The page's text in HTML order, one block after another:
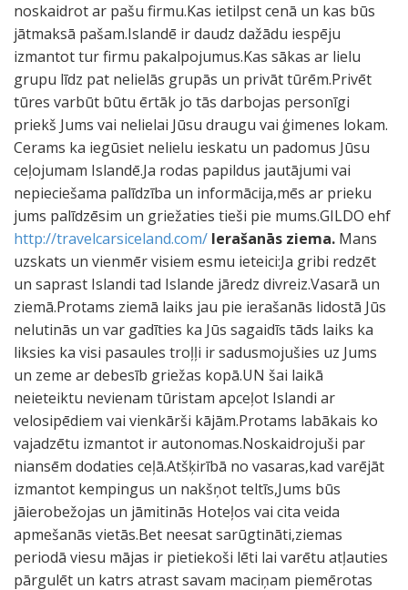
noskaidrot ar pašu firmu.Kas ietilpst cenā un kas būs
jātmaksā pašam.Islandē ir daudz dažādu iespēju
izmantot tur firmu pakalpojumus.Kas sākas ar lielu
grupu līdz pat nelielās grupās un privāt tūrēm.Privēt
tūres varbūt būtu ērtāk jo tās darbojas personīgi
priekš Jums vai nelielai Jūsu draugu vai ģimenes lokam.
Cerams ka iegūsiet nelielu ieskatu un padomus Jūsu
ceļojumam Islandē.Ja rodas papildus jautājumi vai
nepieciešama palīdzība un informācija,mēs ar prieku
jums palīdzēsim un griežaties tieši pie mums.GILDO ehf
http://travelcarsiceland.com/ Ierašanās ziema. Mans
uzskats un vienmēr visiem esmu ieteici:Ja gribi redzēt
un saprast Islandi tad Islande jāredz divreiz.Vasarā un
ziemā.Protams ziemā laiks jau pie ierašanās lidostā Jūs
nelutinās un var gadīties ka Jūs sagaidīs tāds laiks ka
liksies ka visi pasaules troļļi ir sadusmojušies uz Jums
un zeme ar debesīb griežas kopā.UN šai laikā
neieteiktu nevienam tūristam apceļot Islandi ar
velosipēdiem vai vienkārši kājām.Protams labākais ko
vajadzētu izmantot ir autonomas.Noskaidrojuši par
niansēm dodaties ceļā.Atšķirībā no vasaras,kad varējāt
izmantot kempingus un nakšņot teltīs,Jums būs
jāierobežojas un jāmitinās Hoteļos vai cita veida
apmešanās vietās.Bet neesat sarūgtināti,ziemas
periodā viesu mājas ir pietiekoši lēti lai varētu atļauties
pārgulēt un katrs atrast savam maciņam piemērotas